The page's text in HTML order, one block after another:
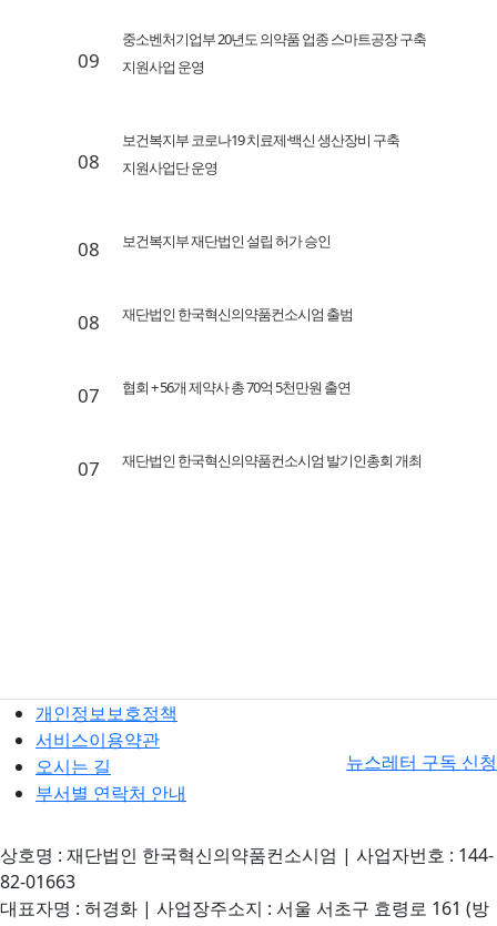
09
중소벤처기업부 20년도 의약품 업종 스마트공장 구축
지원사업 운영
08
보건복지부 코로나19 치료제·백신 생산장비 구축
지원사업단 운영
08 보건복지부 재단법인 설립 허가 승인
08 재단법인 한국혁신의약품컨소시엄 출범
07 협회 + 56개 제약사 총 70억 5천만원 출연
07 재단법인 한국혁신의약품컨소시엄 발기인총회 개최
개인정보보호정책
서비스이용약관
오시는 길
부서별 연락처 안내
뉴스레터 구독 신청
상호명 : 재단법인 한국혁신의약품컨소시엄 | 사업자번호 : 144-
82-01663
대표자명 : 허경화 | 사업장주소지 : 서울 서초구 효령로 161 (방